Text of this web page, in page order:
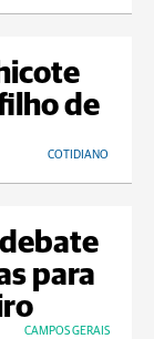
de
COTIDIANO
para
CAMPOS GERAIS